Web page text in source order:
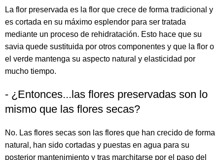
La flor preservada es la flor que crece de forma tradicional y
es cortada en su máximo esplendor para ser tratada
mediante un proceso de rehidratación. Esto hace que su
savia quede sustituida por otros componentes y que la flor o
el verde mantenga su aspecto natural y elasticidad por
mucho tiempo.
- ¿Entonces...las flores preservadas son lo
mismo que las flores secas?
No. Las flores secas son las flores que han crecido de forma
natural, han sido cortadas y puestas en agua para su
posterior mantenimiento y tras marchitarse por el paso del